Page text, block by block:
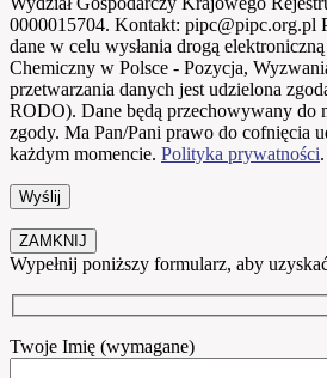
0000015704. Kontakt: pipc@pipc.org.pl
dane w celu wysłania drogą
Chemiczny w Polsce - Pozycja,
przetwarzania danych jest udzielona
RODO). Dane będą przechowywany do
zgody. Ma Pan/Pani prawo do cofnięcia
każdym momencie. Polityka prywatności.
ZAMKNIJ
Wypełnij poniższy formularz, aby
Twoje Imię (wymagane)